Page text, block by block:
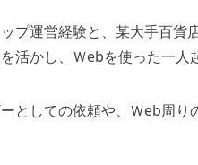
プ運営経験と、某大手百
活かし、Ｗebを使った一人
としての依頼や、Ｗeb周り